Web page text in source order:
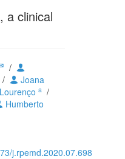
a clinical
/
/
Joana
a /
Humberto
j.rpemd.2020.07.698